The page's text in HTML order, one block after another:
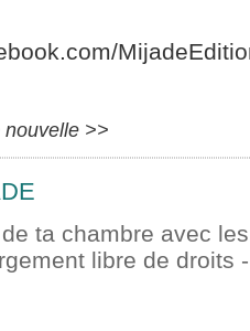
>>
ta chambre avec
libre de droits -